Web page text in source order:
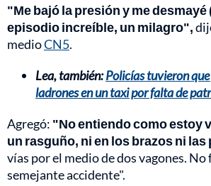
"Me bajó la presión y me desmayé
episodio increíble, un milagro",
medioCN5.
Lea, también:Policías tuvieron
ladrones en un taxi por falta de
Agregó: "No entiendo como estoy
un rasguño, ni en los brazos ni las
vías por el medio de dos vagones. No
semejante accidente".